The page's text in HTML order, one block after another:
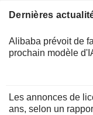
Dernières
Alibaba prévoit de
prochain modèle
Les annonces de
ans, selon un